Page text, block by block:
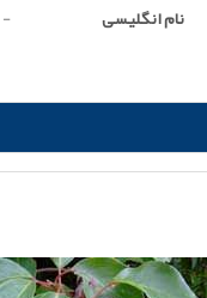
نام انگلیسی
-